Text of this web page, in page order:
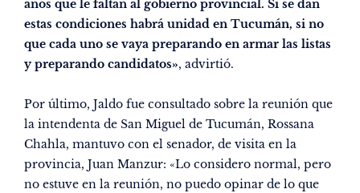
años que le faltan al gobierno provincial. Si se dan
estas condiciones habrá unidad en Tucumán, si no
que cada uno se vaya preparando en armar las listas
y preparando candidatos», advirtió.
Por último, Jaldo fue consultado sobre la reunión que
la intendenta de San Miguel de Tucumán, Rossana
Chahla, mantuvo con el senador, de visita en la
provincia, Juan Manzur: «Lo considero normal, pero
no estuve en la reunión, no puedo opinar de lo que